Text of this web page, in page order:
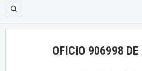
OFICIO 906998